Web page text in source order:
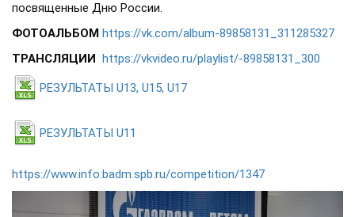
посвященные Дню России.
ФОТОАЛЬБОМ https://vk.com/album-89858131_311285327
ТРАНСЛЯЦИИ https://vkvideo.ru/playlist/-89858131_300
РЕЗУЛЬТАТЫ U13, U15, U17
РЕЗУЛЬТАТЫ U11
https://www.info.badm.spb.ru/competition/1347